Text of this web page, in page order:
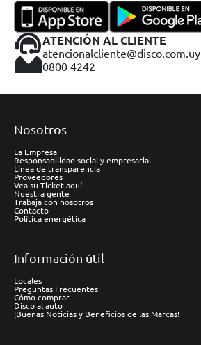
ATENCIÓN AL CLIENTE
atencionalcliente@disco.com.uy
0800 4242
Nosotros
La Empresa
Responsabilidad social y empresarial
Línea de transparencia
Proveedores
Vea su Ticket aquí
Nuestra gente
Trabaja con nosotros
Contacto
Política energética
Información útil
Locales
Preguntas Frecuentes
Cómo comprar
Disco al auto
¡Buenas Noticias y Beneficios de las Marcas!